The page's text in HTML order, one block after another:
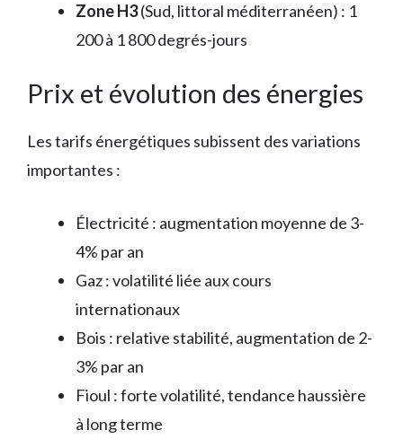
Zone H3(Sud, littoral méditerranéen) : 1
200 à 1 800 degrés-jours
Prix et évolution des énergies
Les tarifs énergétiques subissent des variations
importantes :
Électricité : augmentation moyenne de 3-
4% par an
Gaz : volatilité liée aux cours
internationaux
Bois : relative stabilité, augmentation de 2-
3% par an
Fioul : forte volatilité, tendance haussière
à long terme